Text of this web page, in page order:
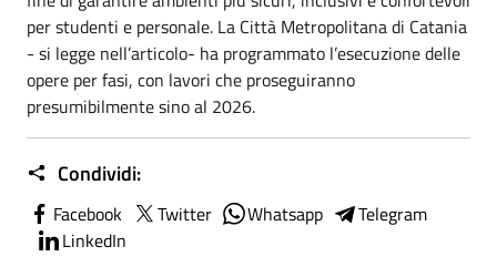
per studenti e personale. La Città Metropolitana di Catania
- si legge nell’articolo- ha programmato l’esecuzione delle
opere per fasi, con lavori che proseguiranno
presumibilmente sino al 2026.
Condividi:
Facebook Twitter Whatsapp
Telegram
LinkedIn